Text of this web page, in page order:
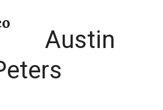
Austin